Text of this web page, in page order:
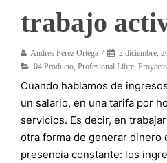
trabajo
Andrés Pérez Ortega
2 diciembre,
04.Producto, Profesional Libre,
Cuando hablamos de
un salario, en una tarifa por
servicios. Es decir, en
otra forma de generar dinero
presencia constante: los